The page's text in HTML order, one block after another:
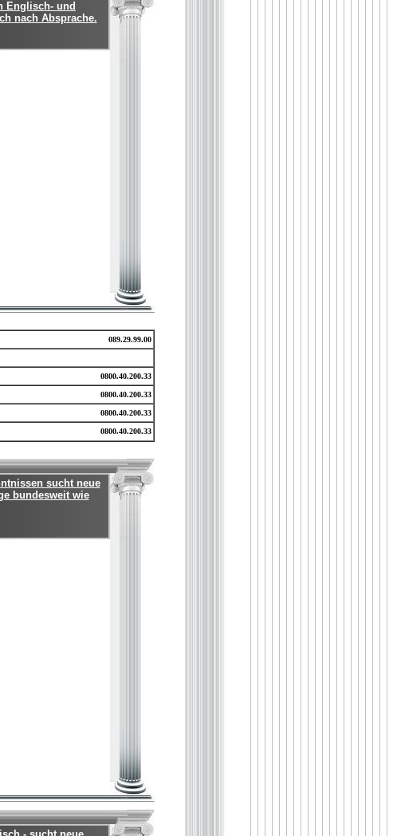
Englisch- und
nach Absprache.
089.29.99.00
0800.40.200.33
0800.40.200.33
0800.40.200.33
0800.40.200.33
sucht neue
bundesweit wie